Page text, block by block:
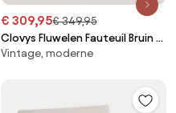
€ 309,95€ 349,95
Clovys Fluwelen Fauteuil Bruin -
Tarwe - Sklum
Vintage, moderne